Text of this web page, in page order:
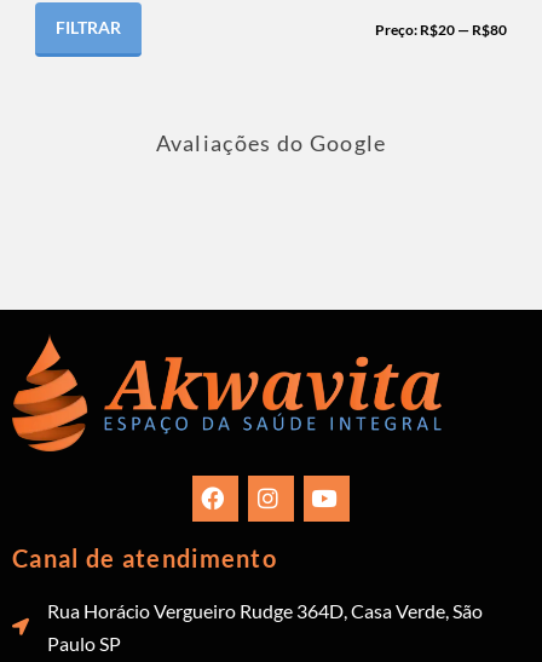
FILTRAR Preço: R$20 — R$80
Avaliações do Google
Canal de atendimento
Rua Horácio Vergueiro Rudge 364D, Casa Verde, São
Paulo SP